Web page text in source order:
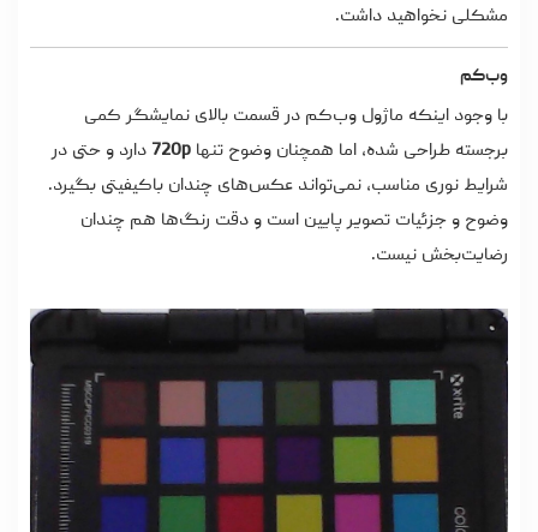
مشکلی نخواهید داشت.
وب‌کم
با وجود اینکه ماژول وب‌کم در قسمت بالای نمایشگر کمی
برجسته طراحی شده، اما همچنان وضوح تنها 720p دارد و حتی در
شرایط نوری مناسب، نمی‌تواند عکس‌های چندان باکیفیتی بگیرد.
وضوح و جزئیات تصویر پایین است و دقت رنگ‌ها هم چندان
رضایت‌بخش نیست.